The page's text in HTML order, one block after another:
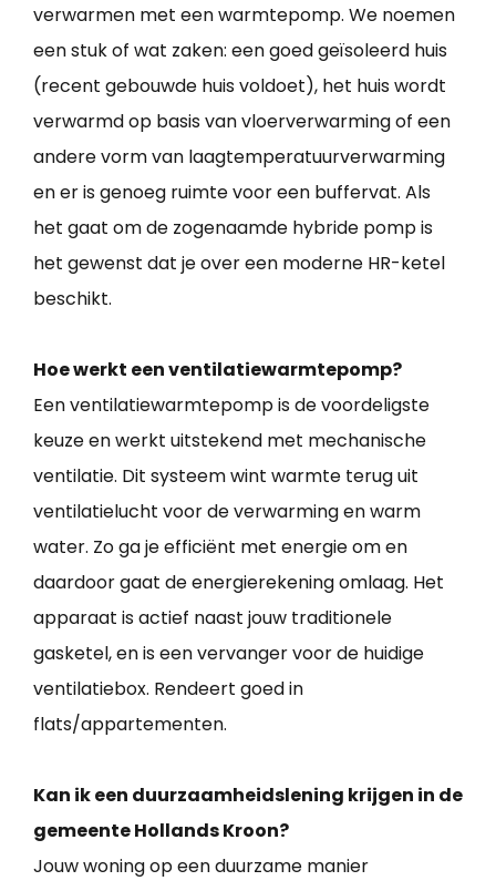
verwarmen met een warmtepomp. We noemen
een stuk of wat zaken: een goed geïsoleerd huis
(recent gebouwde huis voldoet), het huis wordt
verwarmd op basis van vloerverwarming of een
andere vorm van laagtemperatuurverwarming
en er is genoeg ruimte voor een buffervat. Als
het gaat om de zogenaamde hybride pomp is
het gewenst dat je over een moderne HR-ketel
beschikt.
Hoe werkt een ventilatiewarmtepomp?
Een ventilatiewarmtepomp is de voordeligste
keuze en werkt uitstekend met mechanische
ventilatie. Dit systeem wint warmte terug uit
ventilatielucht voor de verwarming en warm
water. Zo ga je efficiënt met energie om en
daardoor gaat de energierekening omlaag. Het
apparaat is actief naast jouw traditionele
gasketel, en is een vervanger voor de huidige
ventilatiebox. Rendeert goed in
flats/appartementen.
Kan ik een duurzaamheidslening krijgen in de
gemeente Hollands Kroon?
Jouw woning op een duurzame manier